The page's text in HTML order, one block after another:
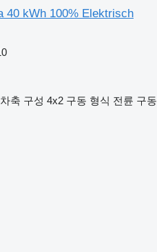
40 kWh 100% Elektrisch
차축 구성 4x2 구동 형식 전륜 구동